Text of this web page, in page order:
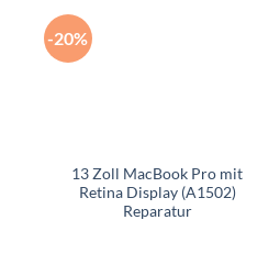
-20%
13 Zoll MacBook Pro mit
Retina Display (A1502)
Reparatur